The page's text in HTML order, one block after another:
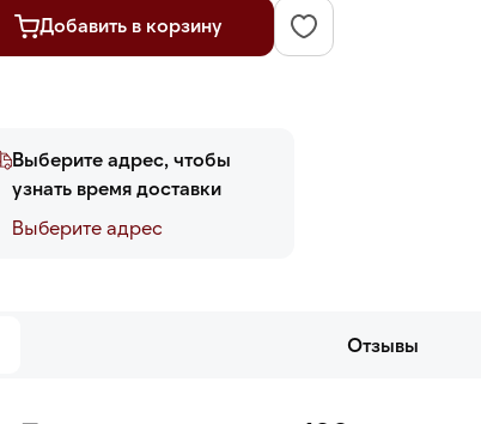
Добавить в корзину
Выберите адрес, чтобы
узнать время доставки
Выберите адреc
Отзывы